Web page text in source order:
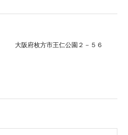
大阪府枚方市王仁公園２－５６